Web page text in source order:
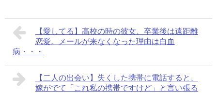
【愛してる】高校の時の彼女、卒業後は遠距離
恋愛。メールが来なくなった理由は白血
病・・・
【二人の出会い】失くした携帯に電話すると、
嫁がでて「これ私の携帯ですけど」と言い張る